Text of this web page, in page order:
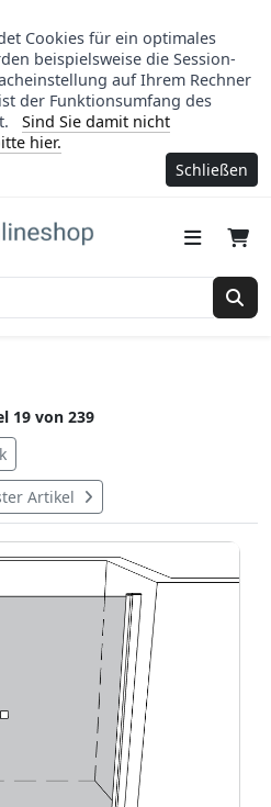
Cookies für ein optimales
beispielsweise die Session-
auf Ihrem Rechner
der Funktionsumfang des
Sind Sie damit nicht
hier.
Schließen
19 von 239
Artikel